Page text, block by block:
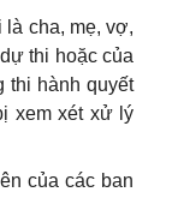
cha, mẹ, vợ,
thi hoặc của
thi hành quyết
xem xét xử lý
của các ban